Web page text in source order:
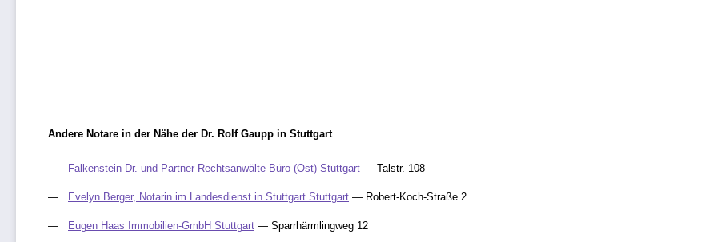
Andere Notare in der Nähe der Dr. Rolf Gaupp in Stuttgart
Falkenstein Dr. und Partner Rechtsanwälte Büro (Ost) Stuttgart — Talstr. 108
Evelyn Berger, Notarin im Landesdienst in Stuttgart Stuttgart — Robert-Koch-Straße 2
Eugen Haas Immobilien-GmbH Stuttgart — Sparrhärmlingweg 12